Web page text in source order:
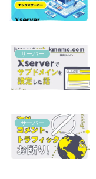
サーバー
サーバー